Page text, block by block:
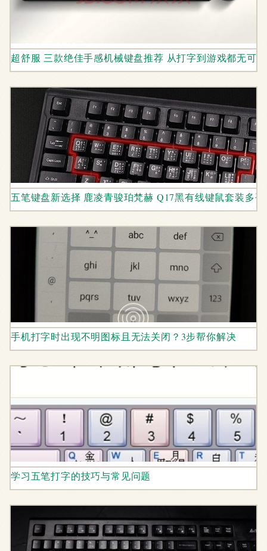
超舒服 三款绝佳手感机械键盘推荐 从打字到游戏都无可
五笔键盘新选择 鹿凌青骏珀梵赫 Q17黑有线键鼠套装多
手机打字时出现不明图标且无法关闭？3步帮你解决
学习五笔打字的技巧与常见问题